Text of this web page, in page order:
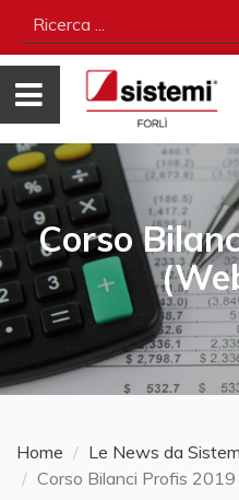
Corso
Home
Le News da
Corso Bilanci Profis 2019